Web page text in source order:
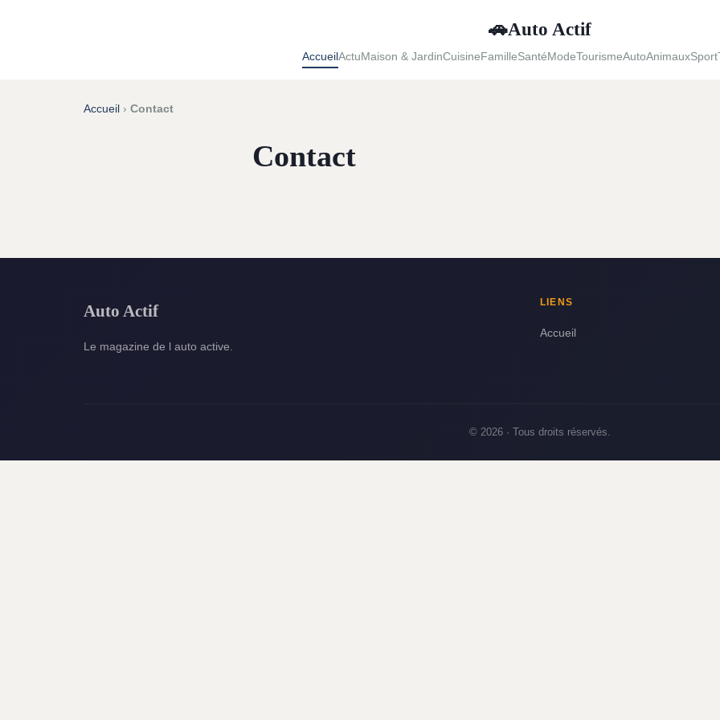
🚗Auto Actif
AccueilActuMaison & JardinCuisineFamilleSantéModeTourismeAutoAnimauxSport
Accueil › Contact
Contact
Auto Actif
Le magazine de l auto active.
LIENS
Accueil
© 2026 · Tous droits réservés.